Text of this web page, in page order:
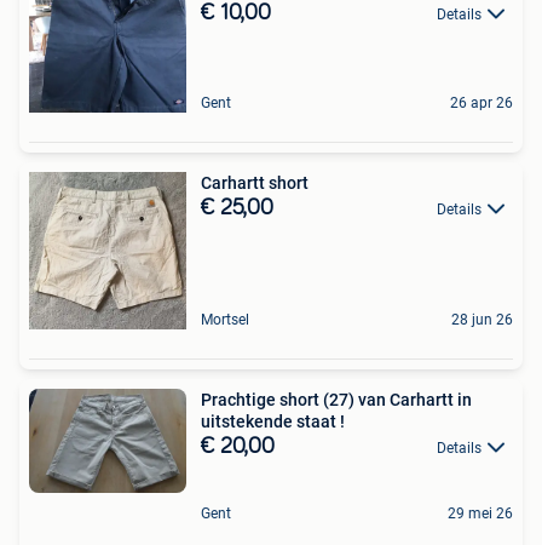
€ 10,00 Details
Gent 26 apr 26
Carhartt short
€ 25,00 Details
Mortsel 28 jun 26
Prachtige short (27) van Carhartt in
uitstekende staat !
€ 20,00 Details
Gent 29 mei 26